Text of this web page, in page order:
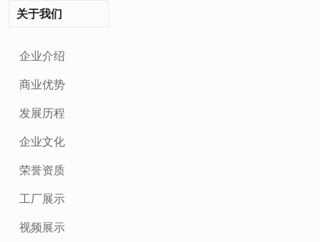
关于我们
企业介绍
商业优势
发展历程
企业文化
荣誉资质
工厂展示
视频展示